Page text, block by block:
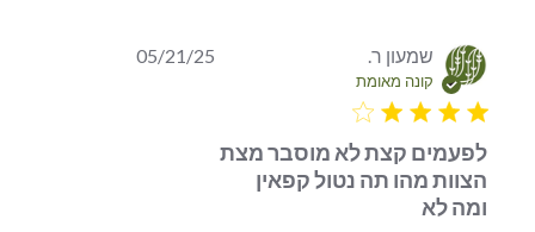
שמעון ר.
קונה מאומת
4 star rating
לפעמים קצת לא מוסבר מצת
הצוות מהו תה נטול קפאין
ומה לא
05/21/25